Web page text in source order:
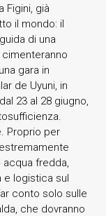
Figini, già
il mondo: il
di una
gara in
de Uyuni, in
23 al 28 giugno,
Proprio per
acqua fredda,
logistica sul
conto solo sulle
che dovranno